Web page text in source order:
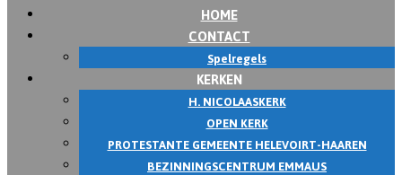
HOME
CONTACT
Spelregels
KERKEN
H. NICOLAASKERK
OPEN KERK
PROTESTANTE GEMEENTE HELEVOIRT-HAAREN
BEZINNINGSCENTRUM EMMAUS